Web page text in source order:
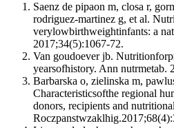
Saenz de pipaon m, closa r,
rodriguez-martinez g, et al.
verylowbirthweightinfants: a
2017;34(5):1067-72.
Van goudoever jb.
yearsofhistory. Ann nutrmetab.
Barbarska o, zielinska m,
Characteristicsofthe regional
donors, recipients and